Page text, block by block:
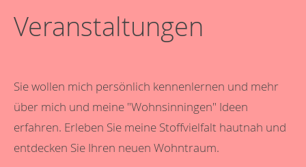
Veranstaltungen
Sie wollen mich persönlich kennenlernen und mehr
über mich und meine "Wohnsinningen" Ideen
erfahren. Erleben Sie meine Stoffvielfalt hautnah und
entdecken Sie Ihren neuen Wohntraum.